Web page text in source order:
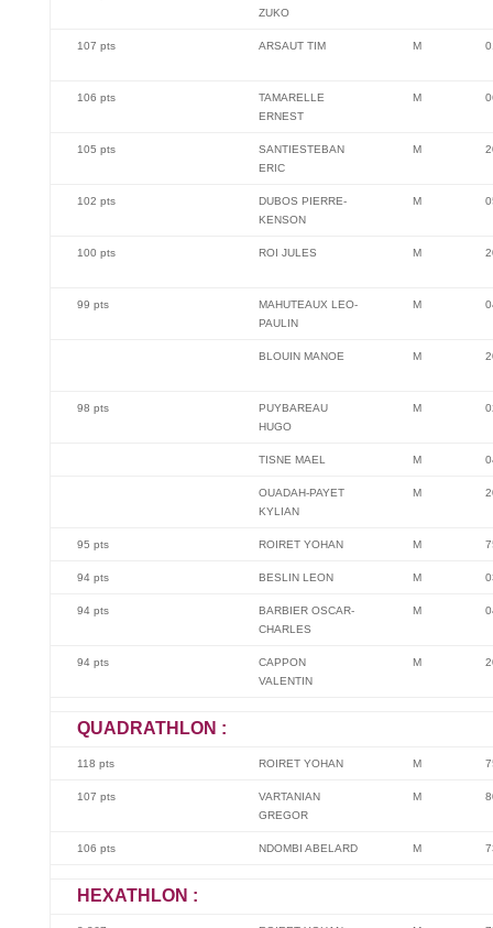
ZUKO
107 pts ARSAUT TIM M
106 pts
TAMARELLE
ERNEST
M
105 pts
SANTIESTEBAN
ERIC
M
102 pts
DUBOS PIERRE-
KENSON
M
100 pts ROI JULES M
99 pts
MAHUTEAUX LEO-
PAULIN
M
BLOUIN MANOE M
98 pts
PUYBAREAU
HUGO
M
TISNE MAEL M
OUADAH-PAYET
KYLIAN
M
95 pts ROIRET YOHAN M
94 pts BESLIN LEON M
94 pts
BARBIER OSCAR-
CHARLES
M
94 pts
CAPPON
VALENTIN
M
QUADRATHLON :
118 pts ROIRET YOHAN M
107 pts
VARTANIAN
GREGOR
M
106 pts NDOMBI ABELARD M
HEXATHLON :